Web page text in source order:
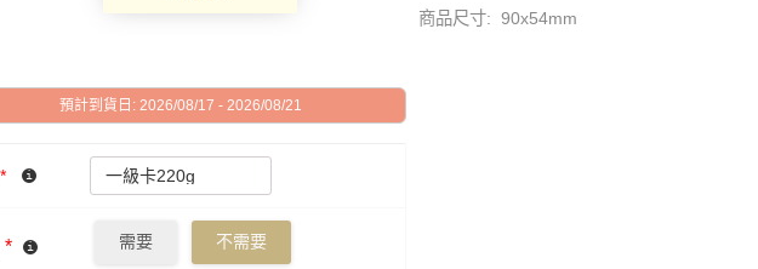
商品尺寸: 90x54mm
預計到貨日: 2026/08/17 - 2026/08/21
*
* 需要 不需要